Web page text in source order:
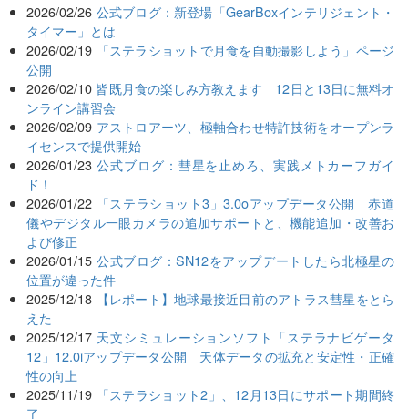
2026/02/26 公式ブログ：新登場「GearBoxインテリジェント・
タイマー」とは
2026/02/19
「ステラショットで月食を自動撮影しよう」ページ
公開
2026/02/10 皆既月食の楽しみ方教えます 12日と13日に無料オ
ンライン講習会
2026/02/09 アストロアーツ、極軸合わせ特許技術をオープンラ
イセンスで提供開始
2026/01/23 公式ブログ：彗星を止めろ、実践メトカーフガイ
ド！
2026/01/22
「ステラショット3」3.0oアップデータ公開 赤道
儀やデジタル一眼カメラの追加サポートと、機能追加・改善お
よび修正
2026/01/15 公式ブログ：SN12をアップデートしたら北極星の
位置が違った件
2025/12/18
【レポート】地球最接近目前のアトラス彗星をとら
えた
2025/12/17 天文シミュレーションソフト「ステラナビゲータ
12」12.0iアップデータ公開 天体データの拡充と安定性・正確
性の向上
2025/11/19
「ステラショット2」、12月13日にサポート期間終
了